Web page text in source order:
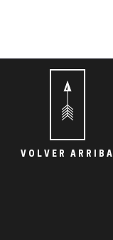
VOLVER ARRIBA